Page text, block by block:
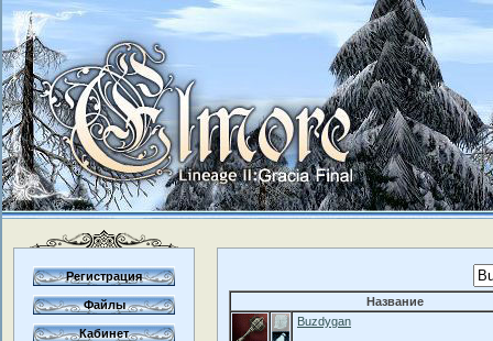
Регистрация
Файлы
Кабинет
Название
Buzdygan